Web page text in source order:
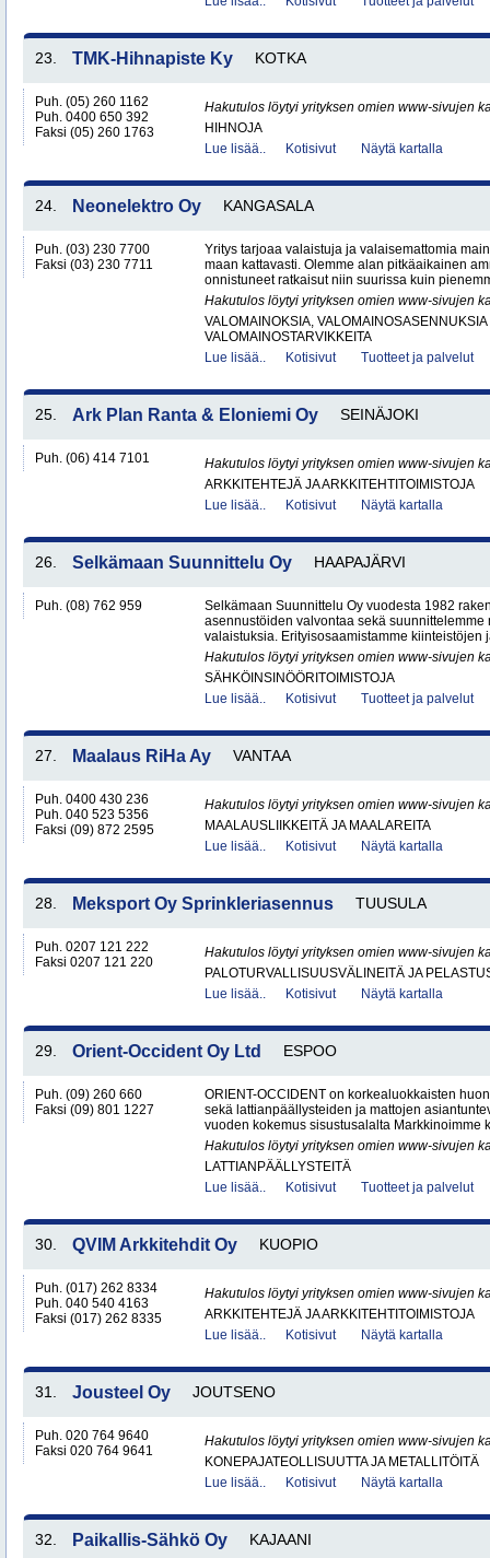
23. TMK-Hihnapiste Ky KOTKA
Puh. (05) 260 1162
Puh. 0400 650 392
Faksi (05) 260 1763
Hakutulos löytyi yrityksen omien www-sivujen
HIHNOJA
Lue lisää..
Kotisivut Näytä kartalla
24. Neonelektro Oy KANGASALA
Puh. (03) 230 7700
Faksi (03) 230 7711
Yritys tarjoaa valaistuja ja valaisemattomia
maan kattavasti. Olemme alan pitkäaikainen
onnistuneet ratkaisut niin suurissa kuin
Hakutulos löytyi yrityksen omien www-sivujen
VALOMAINOKSIA, VALOMAINOSASENNUKSIA
VALOMAINOSTARVIKKEITA
Lue lisää..
Kotisivut Tuotteet ja palvelut
25. Ark Plan Ranta & Eloniemi Oy SEINÄJOKI
Puh. (06) 414 7101
Hakutulos löytyi yrityksen omien www-sivujen
ARKKITEHTEJÄ JA ARKKITEHTITOIMISTOJA
Lue lisää..
Kotisivut Näytä kartalla
26. Selkämaan Suunnittelu Oy HAAPAJÄRVI
Puh. (08) 762 959
Selkämaan Suunnittelu Oy vuodesta 1982
asennustöiden valvontaa sekä suunnittelemme
valaistuksia. Erityisosaamistamme kiinteistöjen
Hakutulos löytyi yrityksen omien www-sivujen
SÄHKÖINSINÖÖRITOIMISTOJA
Lue lisää..
Kotisivut Tuotteet ja palvelut
27. Maalaus RiHa Ay VANTAA
Puh. 0400 430 236
Puh. 040 523 5356
Faksi (09) 872 2595
Hakutulos löytyi yrityksen omien www-sivujen
MAALAUSLIIKKEITÄ JA MAALAREITA
Lue lisää..
Kotisivut Näytä kartalla
28. Meksport Oy Sprinkleriasennus TUUSULA
Puh. 0207 121 222
Faksi 0207 121 220
Hakutulos löytyi yrityksen omien www-sivujen
PALOTURVALLISUUSVÄLINEITÄ JA
Lue lisää..
Kotisivut Näytä kartalla
29. Orient-Occident Oy Ltd ESPOO
Puh. (09) 260 660
Faksi (09) 801 1227
ORIENT-OCCIDENT on korkealuokkaisten
sekä lattianpäällysteiden ja mattojen
vuoden kokemus sisustusalalta Markkinoimme
Hakutulos löytyi yrityksen omien www-sivujen
LATTIANPÄÄLLYSTEITÄ
Lue lisää..
Kotisivut Tuotteet ja palvelut
30. QVIM Arkkitehdit Oy KUOPIO
Puh. (017) 262 8334
Puh. 040 540 4163
Faksi (017) 262 8335
Hakutulos löytyi yrityksen omien www-sivujen
ARKKITEHTEJÄ JA ARKKITEHTITOIMISTOJA
Lue lisää..
Kotisivut Näytä kartalla
31. Jousteel Oy JOUTSENO
Puh. 020 764 9640
Faksi 020 764 9641
Hakutulos löytyi yrityksen omien www-sivujen
KONEPAJATEOLLISUUTTA JA METALLITÖITÄ
Lue lisää..
Kotisivut Näytä kartalla
32. Paikallis-Sähkö Oy KAJAANI